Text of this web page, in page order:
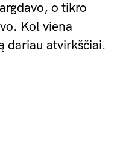
o tikro
Kol viena
dariau atvirkščiai.